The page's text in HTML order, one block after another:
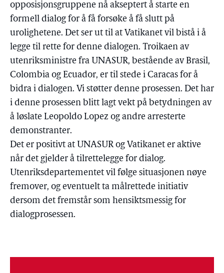
opposisjonsgruppene nå akseptert å starte en
formell dialog for å få forsøke å få slutt på
urolighetene. Det ser ut til at Vatikanet vil bistå i å
legge til rette for denne dialogen. Troikaen av
utenriksministre fra UNASUR, bestående av Brasil,
Colombia og Ecuador, er til stede i Caracas for å
bidra i dialogen. Vi støtter denne prosessen. Det har
i denne prosessen blitt lagt vekt på betydningen av
å løslate Leopoldo Lopez og andre arresterte
demonstranter.
Det er positivt at UNASUR og Vatikanet er aktive
når det gjelder å tilrettelegge for dialog.
Utenriksdepartementet vil følge situasjonen nøye
fremover, og eventuelt ta målrettede initiativ
dersom det fremstår som hensiktsmessig for
dialogprosessen.